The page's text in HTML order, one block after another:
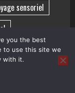
sensoriel
îles grecques
you the best
to use this site we
with it.